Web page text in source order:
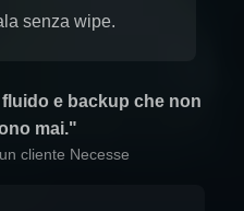
senza wipe.
e backup che non
mai."
cliente Necesse